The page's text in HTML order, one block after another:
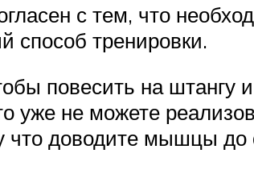
с тем, что
способ тренировки.
повесить на штангу
уже не можете
что доводите мышцы до